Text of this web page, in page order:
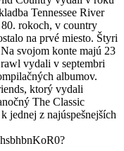
Tennessee River
rokoch, v country
na prvé miesto. Štyri
svojom konte majú 23
vydali v septembri
albumov.
ktorý vydali
The Classic
jednej z najúspešnejších